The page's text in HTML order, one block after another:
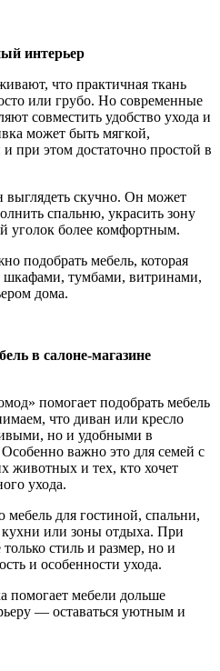
интерьер
что практичная ткань
или грубо. Но современные
совместить удобство ухода и
может быть мягкой,
при этом достаточно простой в
выглядеть скучно. Он может
спальню, украсить зону
уголок более комфортным.
подобрать мебель, которая
шкафами, тумбами, витринами,
дома.
в салоне-магазине
помогает подобрать мебель
что диван или кресло
но и удобными в
важно это для семей с
животных и тех, кто хочет
ухода.
для гостиной, спальни,
или зоны отдыха. При
стиль и размер, но и
и особенности ухода.
помогает мебели дольше
— оставаться уютным и